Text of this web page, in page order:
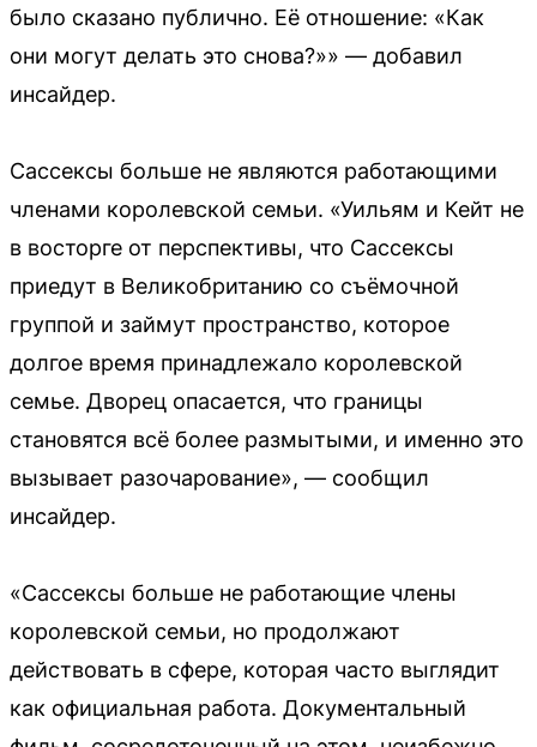
было сказано публично. Её отношение: «Как
они могут делать это снова?»» — добавил
инсайдер.
Сассексы больше не являются работающими
членами королевской семьи. «Уильям и Кейт не
в восторге от перспективы, что Сассексы
приедут в Великобританию со съёмочной
группой и займут пространство, которое
долгое время принадлежало королевской
семье. Дворец опасается, что границы
становятся всё более размытыми, и именно это
вызывает разочарование», — сообщил
инсайдер.
«Сассексы больше не работающие члены
королевской семьи, но продолжают
действовать в сфере, которая часто выглядит
как официальная работа. Документальный